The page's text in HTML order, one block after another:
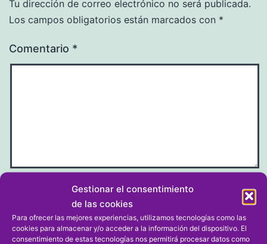
Gestionar el consentimiento
de las cookies
Para ofrecer las mejores experiencias, utilizamos tecnologías como las
cookies para almacenar y/o acceder a la información del dispositivo. El
consentimiento de estas tecnologías nos permitirá procesar datos como
Tu dirección de correo electrónico no será publicada.
Los campos obligatorios están marcados con *
Comentario *